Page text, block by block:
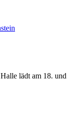
lädt am 18. und